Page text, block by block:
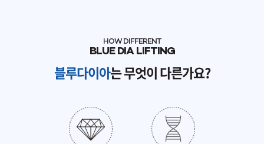
HOW DIFFERENT
BLUE DIA LIFTING
블루다이아는 무엇이 다른가요?